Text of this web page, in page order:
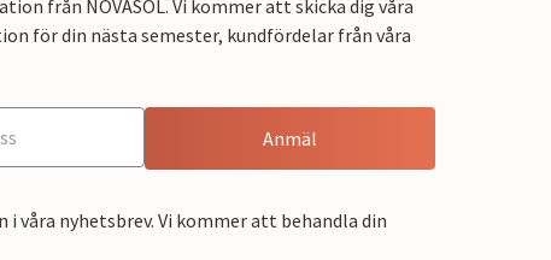
från NOVASOL. Vi kommer att skicka dig våra
för din nästa semester, kundfördelar från våra
Anmäl
våra nyhetsbrev. Vi kommer att behandla din